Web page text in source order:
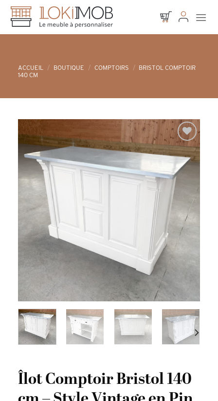
Skip
content
ACCUEIL / BOUTIQUE / COMPTOIRS / BRISTOL COMPTOIR
140 CM
Ajouter à
la liste d’envies
Îlot Comptoir Bristol 140